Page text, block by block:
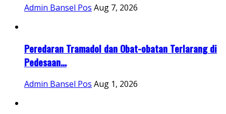
Admin Bansel Pos Aug 7, 2026
Peredaran Tramadol dan Obat-obatan Terlarang di
Pedesaan...
Admin Bansel Pos Aug 1, 2026